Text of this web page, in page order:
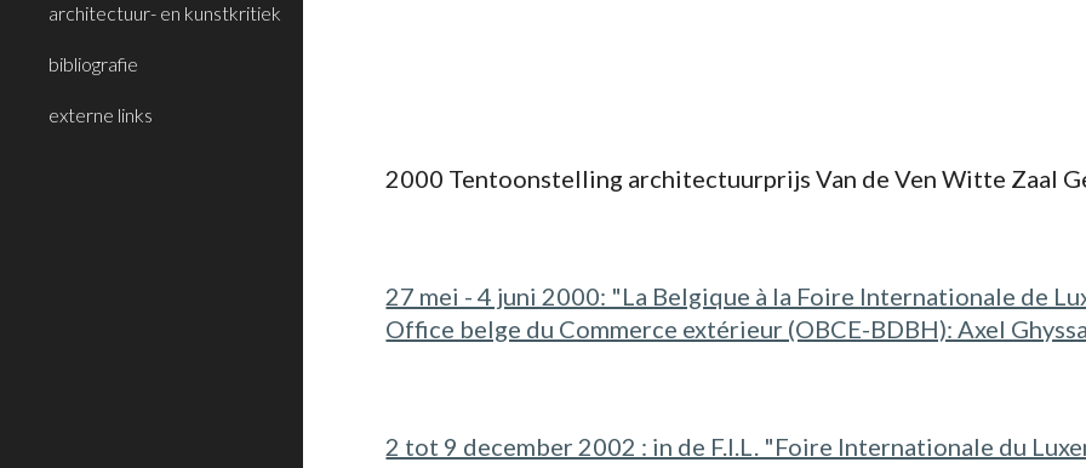
architectuur- en kunstkritiek
bibliografie
externe links
2000 Tentoonstelling architectuurprijs Van de Ven Witte Zaal
27 mei - 4 juni 2000: "La Belgique à la Foire Internationale de
Office belge du Commerce extérieur (OBCE-BDBH): Axel
2 tot 9 december 2002 : in de F.I.L. "Foire Internationale du